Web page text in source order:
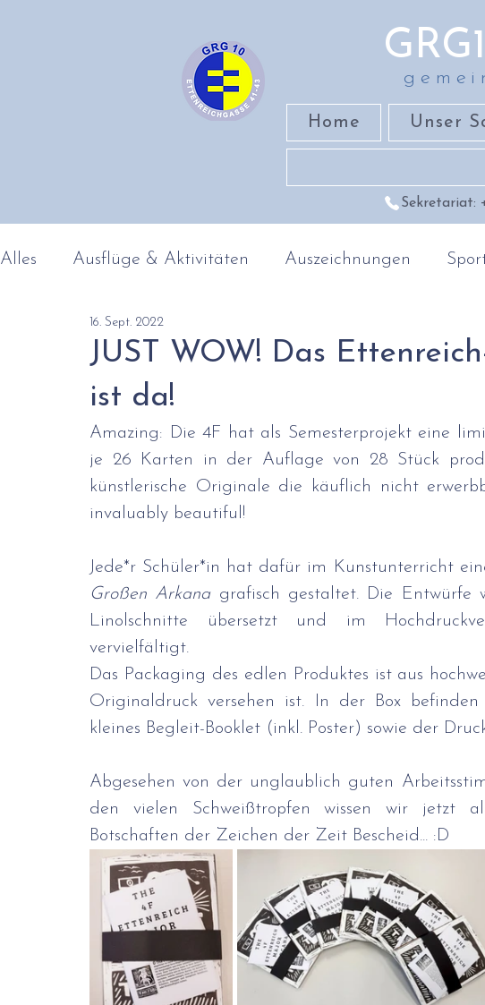
Home Unser
Alles Ausflüge & Aktivitäten Auszeichnungen
MINT-Fächer
Reisen | Mehrtägige Veranstaltungen
Allgemeines & Organisatorisches Tagesbetreuung
JUST WOW! Das
ist da!
16. Sept. 2022
Amazing: Die 4F hat als Semesterprojekt eine
je 26 Karten in der Auflage von 28 Stück
künstlerische Originale die käuflich nicht
invaluably beautiful!
Großen Arkana grafisch gestaltet. Die Entwürfe
Linolschnitte übersetzt und im
vervielfältigt.
Das Packaging des edlen Produktes ist aus
Originaldruck versehen ist. In der Box
kleines Begleit-Booklet (inkl. Poster) sowie der
Abgesehen von der unglaublich guten
den vielen Schweißtropfen wissen wir jetzt
Botschaften der Zeichen der Zeit Bescheid... :D